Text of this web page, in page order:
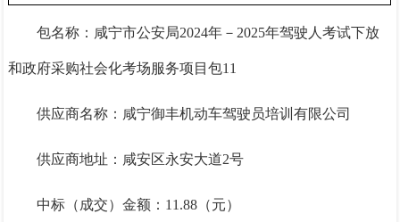
包名称：咸宁市公安局2024年－2025年驾驶人考试下放
和政府采购社会化考场服务项目包11
供应商名称：咸宁御丰机动车驾驶员培训有限公司
供应商地址：咸安区永安大道2号
中标（成交）金额： 11.88 （元）